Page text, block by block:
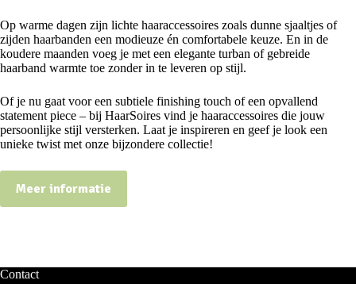
Op warme dagen zijn lichte haaraccessoires zoals dunne sjaaltjes of
zijden haarbanden een modieuze én comfortabele keuze. En in de
koudere maanden voeg je met een elegante turban of gebreide
haarband warmte toe zonder in te leveren op stijl.
Of je nu gaat voor een subtiele finishing touch of een opvallend
statement piece – bij HaarSoires vind je haaraccessoires die jouw
persoonlijke stijl versterken. Laat je inspireren en geef je look een
unieke twist met onze bijzondere collectie!
Meer informatie
Contact